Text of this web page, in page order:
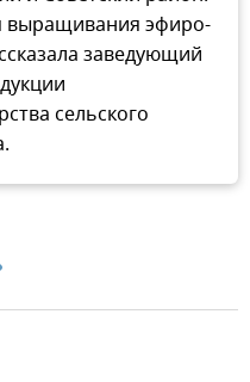
выращивания эфиро-
заведующий
сельского